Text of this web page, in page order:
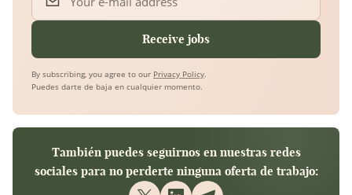
Your e-mail address
Receive jobs
By subscribing, you agree to our Privacy Policy.
Puedes darte de baja en cualquier momento.
También puedes seguirnos en nuestras redes
sociales para no perderte ninguna oferta de trabajo: